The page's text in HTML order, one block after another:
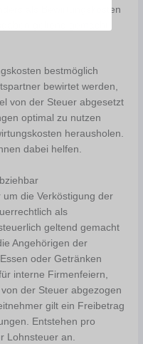
als Bewirtungskosten
bestmöglich
bewirtet werden,
von der Steuer abgesetzt
optimal zu nutzen
herausholen.
dabei helfen.
die Verköstigung der
als
geltend gemacht
Angehörigen der
oder Getränken
interne Firmenfeiern,
der Steuer abgezogen
gilt ein Freibetrag
Entstehen pro
Lohnsteuer an.